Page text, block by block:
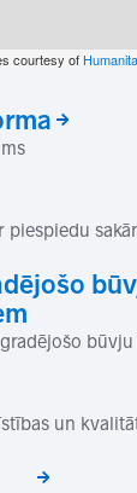
courtesy of
piespiedu
būvju
un